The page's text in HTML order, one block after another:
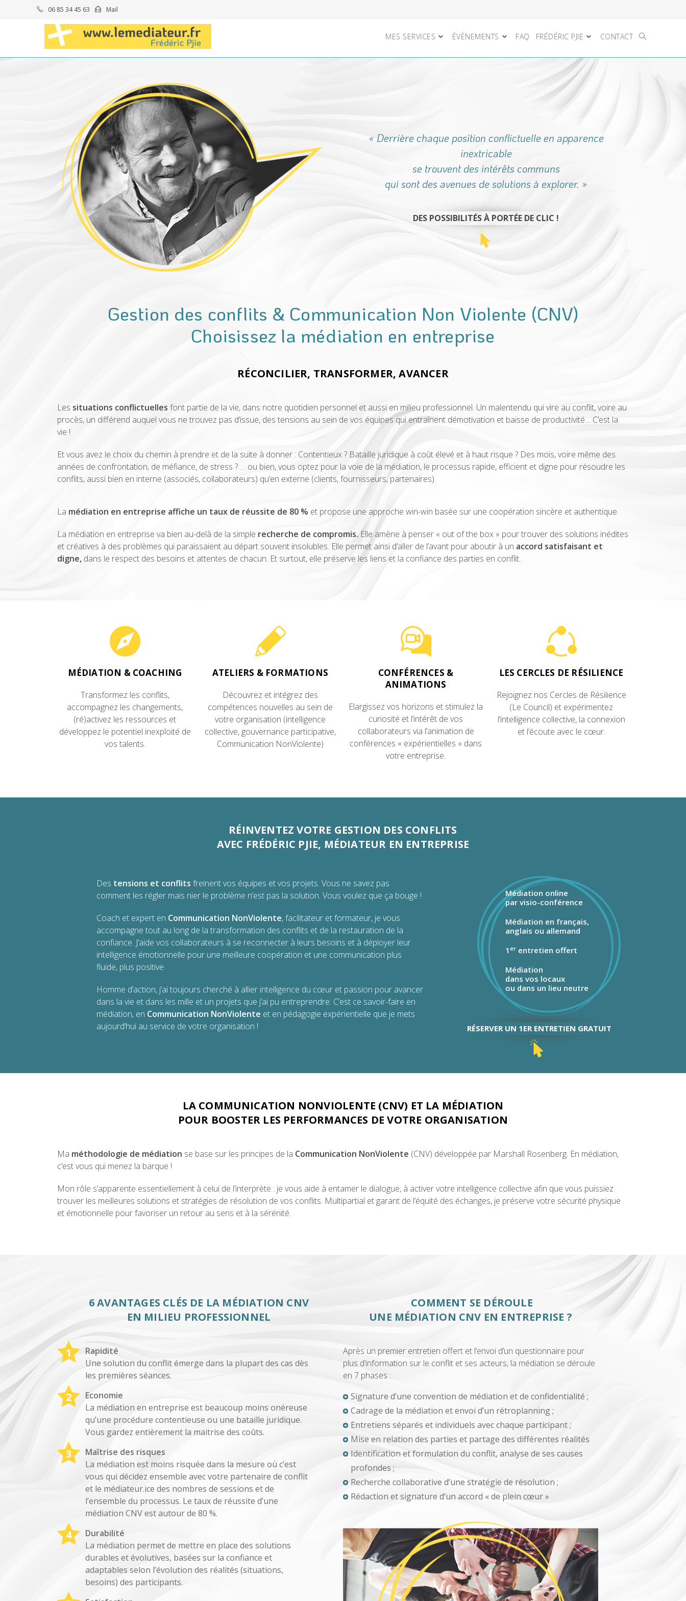
06 85 34 45 63 Mail
MES SERVICES ÉVÈNEMENTS FAQ FRÉDÉRIC PJIE CONTACT
« Derrière chaque position conflictuelle en apparence
inextricable
se trouvent des intérêts communs
qui sont des avenues de solutions à explorer. »
DES POSSIBILITÉS À PORTÉE DE CLIC !
Gestion des conflits & Communication Non Violente (CNV)
Choisissez la médiation en entreprise
RÉCONCILIER, TRANSFORMER, AVANCER
Les situations conflictuelles font partie de la vie, dans notre quotidien personnel et aussi en milieu professionnel. Un malentendu qui vire au conflit, voire au
procès, un différend auquel vous ne trouvez pas d’issue, des tensions au sein de vos équipes qui entraînent démotivation et baisse de productivité… C’est la
vie !
Et vous avez le choix du chemin à prendre et de la suite à donner : Contentieux ? Bataille juridique à coût élevé et à haut risque ? Des mois, voire même des
années de confrontation, de méfiance, de stress ? … ou bien, vous optez pour la voie de la médiation, le processus rapide, efficient et digne pour résoudre les
conflits, aussi bien en interne (associés, collaborateurs) qu’en externe (clients, fournisseurs, partenaires).
La médiation en entreprise affiche un taux de réussite de 80 % et propose une approche win-win basée sur une coopération sincère et authentique.
La médiation en entreprise va bien au-delà de la simple recherche de compromis. Elle amène à penser « out of the box » pour trouver des solutions inédites
et créatives à des problèmes qui paraissaient au départ souvent insolubles. Elle permet ainsi d’aller de l’avant pour aboutir à un accord satisfaisant et
digne, dans le respect des besoins et attentes de chacun. Et surtout, elle préserve les liens et la confiance des parties en conflit.
MÉDIATION & COACHING
Transformez les conflits,
accompagnez les changements,
(ré)activez les ressources et
développez le potentiel inexploité de
vos talents.
ATELIERS & FORMATIONS
Découvrez et intégrez des
compétences nouvelles au sein de
votre organisation (intelligence
collective, gouvernance participative,
Communication NonViolente)
CONFÉRENCES &
ANIMATIONS
Elargissez vos horizons et stimulez la
curiosité et l’intérêt de vos
collaborateurs via l’animation de
conférences « expérientielles » dans
votre entreprise.
LES CERCLES DE RÉSILIENCE
Rejoignez nos Cercles de Résilience
(Le Council) et expérimentez
l’intelligence collective, la connexion
et l’écoute avec le cœur.
RÉINVENTEZ VOTRE GESTION DES CONFLITS
AVEC FRÉDÉRIC PJIE, MÉDIATEUR EN ENTREPRISE
Des tensions et conflits freinent vos équipes et vos projets. Vous ne savez pas
comment les régler mais nier le problème n’est pas la solution. Vous voulez que ça bouge !
Coach et expert en Communication NonViolente, facilitateur et formateur, je vous
accompagne tout au long de la transformation des conflits et de la restauration de la
confiance. J’aide vos collaborateurs à se reconnecter à leurs besoins et à déployer leur
intelligence émotionnelle pour une meilleure coopération et une communication plus
fluide, plus positive.
Homme d’action, j’ai toujours cherché à allier intelligence du cœur et passion pour avancer
dans la vie et dans les mille et un projets que j’ai pu entreprendre. C’est ce savoir-faire en
médiation, en Communication NonViolente et en pédagogie expérientielle que je mets
aujourd’hui au service de votre organisation !
Médiation online
par visio-conférence
Médiation en français,
anglais ou allemand
1er entretien offert
Médiation
dans vos locaux
ou dans un lieu neutre
RÉSERVER UN 1ER ENTRETIEN GRATUIT
LA COMMUNICATION NONVIOLENTE (CNV) ET LA MÉDIATION
POUR BOOSTER LES PERFORMANCES DE VOTRE ORGANISATION
Ma méthodologie de médiation se base sur les principes de la Communication NonViolente (CNV) développée par Marshall Rosenberg. En médiation,
c’est vous qui menez la barque !
Mon rôle s’apparente essentiellement à celui de l’interprète : je vous aide à entamer le dialogue, à activer votre intelligence collective afin que vous puissiez
trouver les meilleures solutions et stratégies de résolution de vos conflits. Multipartial et garant de l’équité des échanges, je préserve votre sécurité physique
et émotionnelle pour favoriser un retour au sens et à la sérénité.
6 AVANTAGES CLÉS DE LA MÉDIATION CNV
EN MILIEU PROFESSIONNEL
Rapidité
Une solution du conflit émerge dans la plupart des cas dès
les premières séances.
Economie
La médiation en entreprise est beaucoup moins onéreuse
qu’une procédure contentieuse ou une bataille juridique.
Vous gardez entièrement la maitrise des coûts.
Maîtrise des risques
La médiation est moins risquée dans la mesure où c’est
vous qui décidez ensemble avec votre partenaire de conflit
et le médiateur.ice des nombres de sessions et de
l’ensemble du processus. Le taux de réussite d’une
médiation CNV est autour de 80 %.
Durabilité
La médiation permet de mettre en place des solutions
durables et évolutives, basées sur la confiance et
adaptables selon l’évolution des réalités (situations,
besoins) des participants.
COMMENT SE DÉROULE
UNE MÉDIATION CNV EN ENTREPRISE ?
Après un premier entretien offert et l’envoi d’un questionnaire pour
plus d’information sur le conflit et ses acteurs, la médiation se déroule
en 7 phases :
Signature d’une convention de médiation et de confidentialité ;
Cadrage de la médiation et envoi d’un rétroplanning ;
Entretiens séparés et individuels avec chaque participant ;
Mise en relation des parties et partage des différentes réalités
Identification et formulation du conflit, analyse de ses causes
profondes ;
Recherche collaborative d’une stratégie de résolution ;
Rédaction et signature d’un accord « de plein cœur »